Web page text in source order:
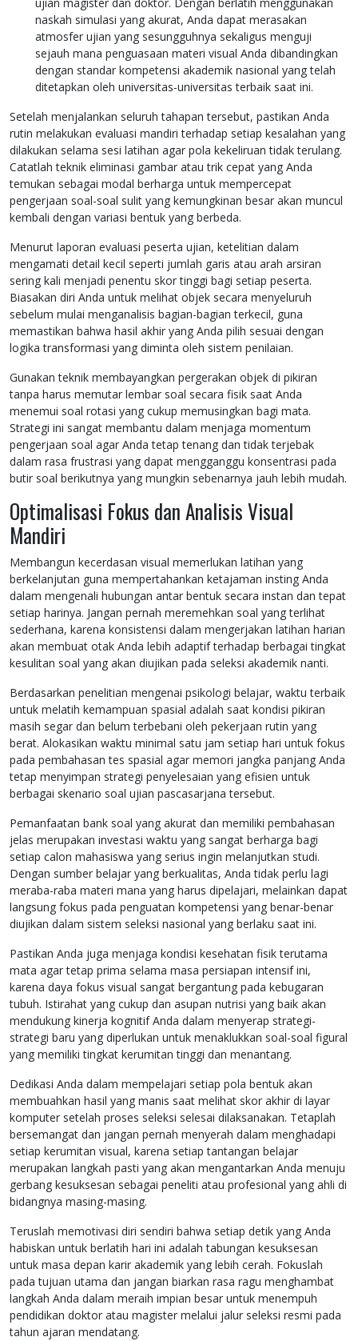
ujian magister dan doktor. Dengan berlatih menggunakan
naskah simulasi yang akurat, Anda dapat merasakan
atmosfer ujian yang sesungguhnya sekaligus menguji
sejauh mana penguasaan materi visual Anda dibandingkan
dengan standar kompetensi akademik nasional yang telah
ditetapkan oleh universitas-universitas terbaik saat ini.
Setelah menjalankan seluruh tahapan tersebut, pastikan Anda
rutin melakukan evaluasi mandiri terhadap setiap kesalahan yang
dilakukan selama sesi latihan agar pola kekeliruan tidak terulang.
Catatlah teknik eliminasi gambar atau trik cepat yang Anda
temukan sebagai modal berharga untuk mempercepat
pengerjaan soal-soal sulit yang kemungkinan besar akan muncul
kembali dengan variasi bentuk yang berbeda.
Menurut laporan evaluasi peserta ujian, ketelitian dalam
mengamati detail kecil seperti jumlah garis atau arah arsiran
sering kali menjadi penentu skor tinggi bagi setiap peserta.
Biasakan diri Anda untuk melihat objek secara menyeluruh
sebelum mulai menganalisis bagian-bagian terkecil, guna
memastikan bahwa hasil akhir yang Anda pilih sesuai dengan
logika transformasi yang diminta oleh sistem penilaian.
Gunakan teknik membayangkan pergerakan objek di pikiran
tanpa harus memutar lembar soal secara fisik saat Anda
menemui soal rotasi yang cukup memusingkan bagi mata.
Strategi ini sangat membantu dalam menjaga momentum
pengerjaan soal agar Anda tetap tenang dan tidak terjebak
dalam rasa frustrasi yang dapat mengganggu konsentrasi pada
butir soal berikutnya yang mungkin sebenarnya jauh lebih mudah.
Optimalisasi Fokus dan Analisis Visual
Mandiri
Membangun kecerdasan visual memerlukan latihan yang
berkelanjutan guna mempertahankan ketajaman insting Anda
dalam mengenali hubungan antar bentuk secara instan dan tepat
setiap harinya. Jangan pernah meremehkan soal yang terlihat
sederhana, karena konsistensi dalam mengerjakan latihan harian
akan membuat otak Anda lebih adaptif terhadap berbagai tingkat
kesulitan soal yang akan diujikan pada seleksi akademik nanti.
Berdasarkan penelitian mengenai psikologi belajar, waktu terbaik
untuk melatih kemampuan spasial adalah saat kondisi pikiran
masih segar dan belum terbebani oleh pekerjaan rutin yang
berat. Alokasikan waktu minimal satu jam setiap hari untuk fokus
pada pembahasan tes spasial agar memori jangka panjang Anda
tetap menyimpan strategi penyelesaian yang efisien untuk
berbagai skenario soal ujian pascasarjana tersebut.
Pemanfaatan bank soal yang akurat dan memiliki pembahasan
jelas merupakan investasi waktu yang sangat berharga bagi
setiap calon mahasiswa yang serius ingin melanjutkan studi.
Dengan sumber belajar yang berkualitas, Anda tidak perlu lagi
meraba-raba materi mana yang harus dipelajari, melainkan dapat
langsung fokus pada penguatan kompetensi yang benar-benar
diujikan dalam sistem seleksi nasional yang berlaku saat ini.
Pastikan Anda juga menjaga kondisi kesehatan fisik terutama
mata agar tetap prima selama masa persiapan intensif ini,
karena daya fokus visual sangat bergantung pada kebugaran
tubuh. Istirahat yang cukup dan asupan nutrisi yang baik akan
mendukung kinerja kognitif Anda dalam menyerap strategi-
strategi baru yang diperlukan untuk menaklukkan soal-soal figural
yang memiliki tingkat kerumitan tinggi dan menantang.
Dedikasi Anda dalam mempelajari setiap pola bentuk akan
membuahkan hasil yang manis saat melihat skor akhir di layar
komputer setelah proses seleksi selesai dilaksanakan. Tetaplah
bersemangat dan jangan pernah menyerah dalam menghadapi
setiap kerumitan visual, karena setiap tantangan belajar
merupakan langkah pasti yang akan mengantarkan Anda menuju
gerbang kesuksesan sebagai peneliti atau profesional yang ahli di
bidangnya masing-masing.
Teruslah memotivasi diri sendiri bahwa setiap detik yang Anda
habiskan untuk berlatih hari ini adalah tabungan kesuksesan
untuk masa depan karir akademik yang lebih cerah. Fokuslah
pada tujuan utama dan jangan biarkan rasa ragu menghambat
langkah Anda dalam meraih impian besar untuk menempuh
pendidikan doktor atau magister melalui jalur seleksi resmi pada
tahun ajaran mendatang.